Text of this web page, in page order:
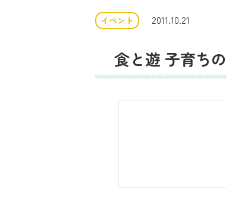
イベント 2011.10.21
食と遊 子育ち